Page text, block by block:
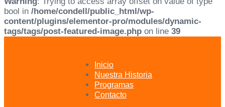
bool in /home/condell/public_html/wp-
content/plugins/elementor-pro/modules/dynamic-
tags/tags/post-featured-image.php on line 39
Inicio
Nuestra Historia
Programas
Contacto